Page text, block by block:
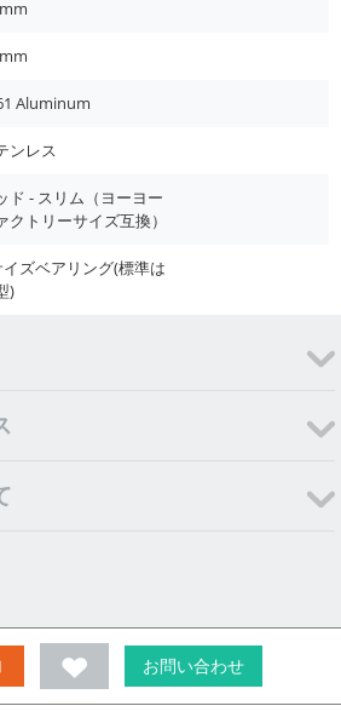
お問い合わせ
mm
mm
Aluminum
ンレス
ド - スリム（ヨーヨー
クトリーサイズ互換）
イズベアリング(標準は
)